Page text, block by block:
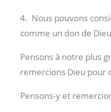
4. Nous pouvons
comme un don de
Pensons à notre plus
remercions Dieu pour
Pensons-y et